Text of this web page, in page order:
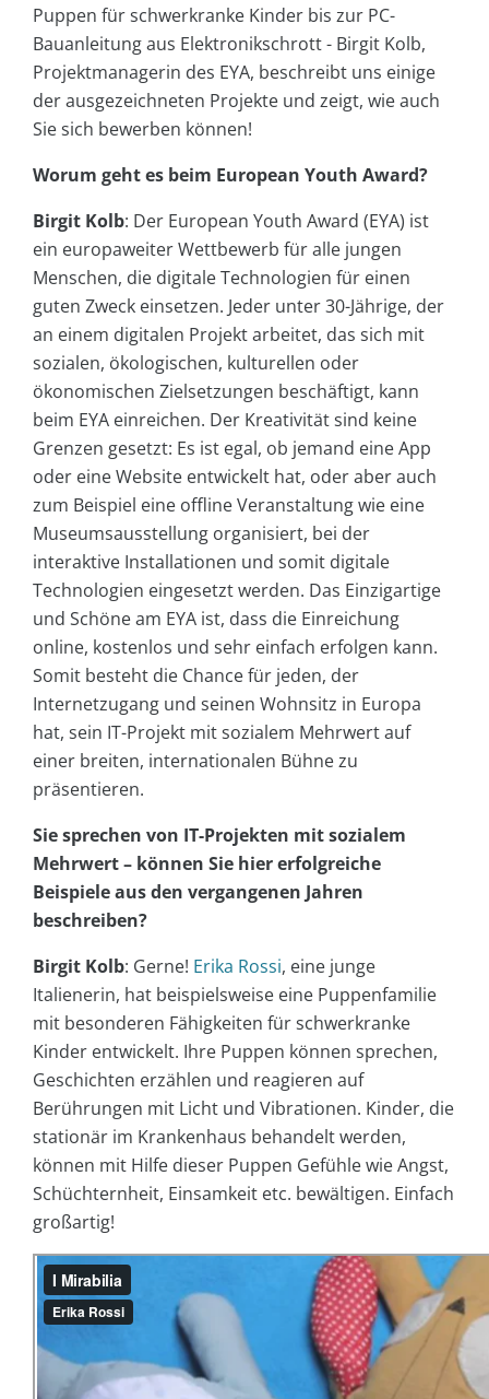
Puppen für schwerkranke Kinder bis zur PC-
Bauanleitung aus Elektronikschrott - Birgit Kolb,
Projektmanagerin des EYA, beschreibt uns einige
der ausgezeichneten Projekte und zeigt, wie auch
Sie sich bewerben können!
Worum geht es beim European Youth Award?
Birgit Kolb: Der European Youth Award (EYA) ist
ein europaweiter Wettbewerb für alle jungen
Menschen, die digitale Technologien für einen
guten Zweck einsetzen. Jeder unter 30-Jährige, der
an einem digitalen Projekt arbeitet, das sich mit
sozialen, ökologischen, kulturellen oder
ökonomischen Zielsetzungen beschäftigt, kann
beim EYA einreichen. Der Kreativität sind keine
Grenzen gesetzt: Es ist egal, ob jemand eine App
oder eine Website entwickelt hat, oder aber auch
zum Beispiel eine offline Veranstaltung wie eine
Museumsausstellung organisiert, bei der
interaktive Installationen und somit digitale
Technologien eingesetzt werden. Das Einzigartige
und Schöne am EYA ist, dass die Einreichung
online, kostenlos und sehr einfach erfolgen kann.
Somit besteht die Chance für jeden, der
Internetzugang und seinen Wohnsitz in Europa
hat, sein IT-Projekt mit sozialem Mehrwert auf
einer breiten, internationalen Bühne zu
präsentieren.
Sie sprechen von IT-Projekten mit sozialem
Mehrwert – können Sie hier erfolgreiche
Beispiele aus den vergangenen Jahren
beschreiben?
Birgit Kolb: Gerne! Erika Rossi, eine junge
Italienerin, hat beispielsweise eine Puppenfamilie
mit besonderen Fähigkeiten für schwerkranke
Kinder entwickelt. Ihre Puppen können sprechen,
Geschichten erzählen und reagieren auf
Berührungen mit Licht und Vibrationen. Kinder, die
stationär im Krankenhaus behandelt werden,
können mit Hilfe dieser Puppen Gefühle wie Angst,
Schüchternheit, Einsamkeit etc. bewältigen. Einfach
großartig!